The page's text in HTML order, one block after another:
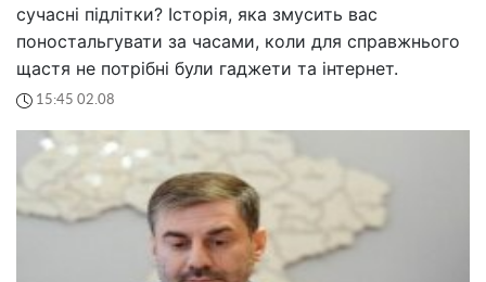
сучасні підлітки? Історія, яка змусить вас
поностальгувати за часами, коли для справжнього
щастя не потрібні були гаджети та інтернет.
15:45 02.08